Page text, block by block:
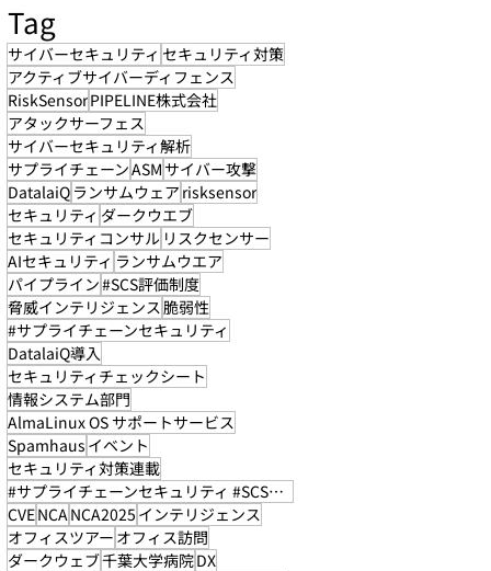
Tag
サイバーセキュリティ セキュリティ対策
アクティブサイバーディフェンス
RiskSensorPIPELINE株式会社
アタックサーフェス
サイバーセキュリティ解析
サプライチェーンASM サイバー攻撃
DatalaiQ ランサムウェア risksensor
セキュリティ ダークウエブ
セキュリティコンサル リスクセンサー
AIセキュリティ ランサムウエア
パイプライン#SCS評価制度
脅威インテリジェンス 脆弱性
#サプライチェーンセキュリティ
DatalaiQ導入
セキュリティチェックシート
情報システム部門
AlmaLinux OS サポートサービス
Spamhaus イベント
セキュリティ対策連載
#サプライチェーンセキュリティ #SCS評価制度
CVENCA NCA2025 インテリジェンス
オフィスツアー オフィス訪問
ダークウェブ千葉大学病院DX